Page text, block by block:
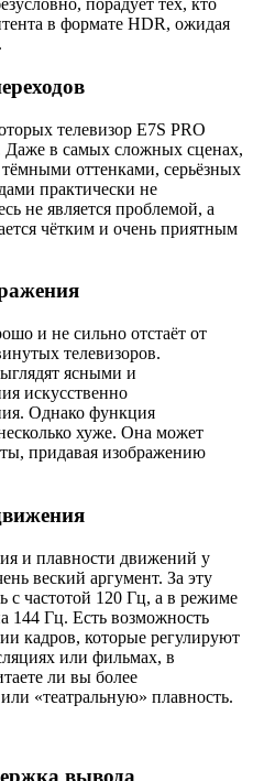
порадует тех, кто
в формате HDR, ожидая
телевизор E7S PRO
Даже в самых сложных сценах,
оттенками, серьёзных
практически не
не является проблемой, а
чётким и очень приятным
и не сильно отстаёт от
телевизоров.
ясными и
искусственно
Однако функция
хуже. Она может
придавая изображению
и плавности движений у
веский аргумент. За эту
с частотой 120 Гц, а в режиме
144 Гц. Есть возможность
кадров, которые регулируют
или фильмах, в
ли вы более
«театральную» плавность.
вывода